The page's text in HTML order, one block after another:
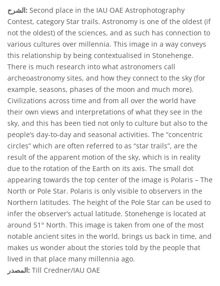
الشرح: Second place in the IAU OAE Astrophotography
Contest, category Star trails. Astronomy is one of the oldest (if
not the oldest) of the sciences, and as such has connection to
various cultures over millennia. This image in a way conveys
this relationship by being contextualised in Stonehenge.
There is much research into what astronomers call
archeoastronomy sites, and how they connect to the sky (for
example, seasons, phases of the moon and much more).
Civilizations across time and from all over the world have
their own views and interpretations of what they see in the
sky, and this has been tied not only to culture but also to the
people’s day-to-day and seasonal activities. The “concentric
circles” which are often referred to as “star trails”, are the
result of the apparent motion of the sky, which is in reality
due to the rotation of the Earth on its axis. The small dot
appearing towards the top center of the image is Polaris – The
North or Pole Star. Polaris is only visible to observers in the
Northern latitudes. The height of the Pole Star can be used to
infer the observer’s actual latitude. Stonehenge is located at
around 51° North. This image is taken from one of the most
notable ancient sites in the world, brings us back in time, and
makes us wonder about the stories told by the people that
lived in that place many millennia ago.
المصدر: Till Credner/IAU OAE